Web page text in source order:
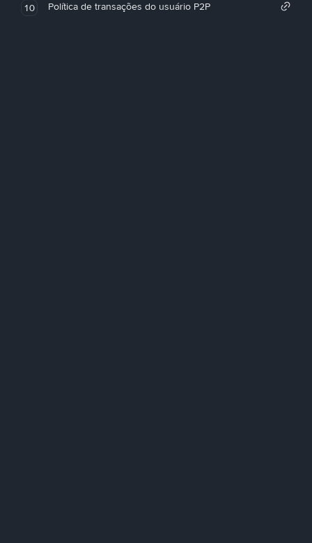
10 Política de transações do usuário P2P